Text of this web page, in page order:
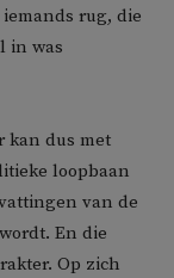
rug, die
in was
kan dus met
loopbaan
van de
En die
Op zich